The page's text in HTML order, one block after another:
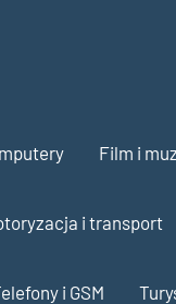
Film i
i transport
i GSM